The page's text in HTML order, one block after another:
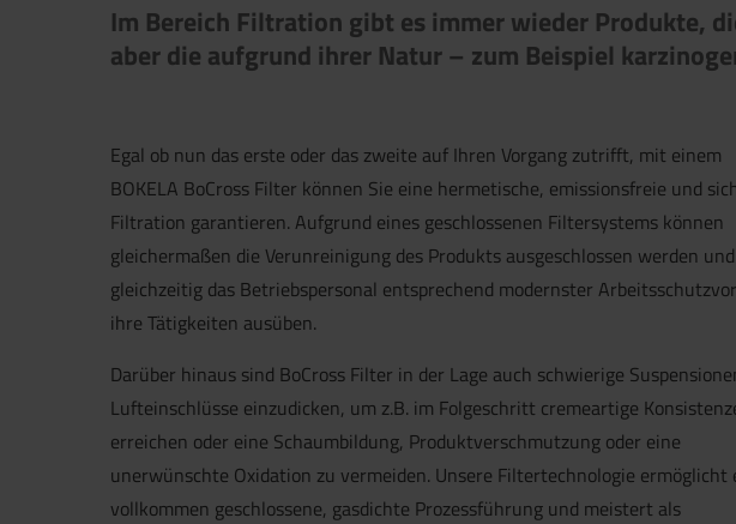
Im Bereich Filtration gibt es immer wieder Produkte,
aber die aufgrund ihrer Natur – zum Beispiel
Egal ob nun das erste oder das zweite auf Ihren Vorgang zutrifft, mit einem
BOKELA BoCross Filter können Sie eine hermetische, emissionsfreie und
Filtration garantieren. Aufgrund eines geschlossenen Filtersystems können
gleichermaßen die Verunreinigung des Produkts ausgeschlossen werden und
gleichzeitig das Betriebspersonal entsprechend modernster
ihre Tätigkeiten ausüben.
Darüber hinaus sind BoCross Filter in der Lage auch schwierige
Lufteinschlüsse einzudicken, um z.B. im Folgeschritt cremeartige
erreichen oder eine Schaumbildung, Produktverschmutzung oder eine
unerwünschte Oxidation zu vermeiden. Unsere Filtertechnologie ermöglicht
vollkommen geschlossene, gasdichte Prozessführung und meistert als